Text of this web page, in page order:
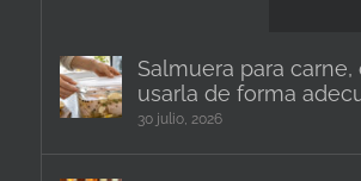
Salmuera para carne,
usarla de forma
30 julio, 2026